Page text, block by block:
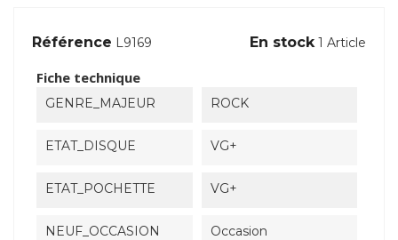
Référence L9169 En stock 1 Article
Fiche technique
GENRE_MAJEUR ROCK
ETAT_DISQUE VG+
ETAT_POCHETTE VG+
NEUF_OCCASION Occasion